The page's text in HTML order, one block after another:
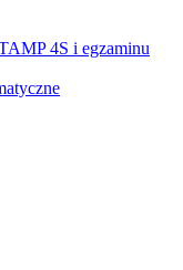
4S i egzaminu